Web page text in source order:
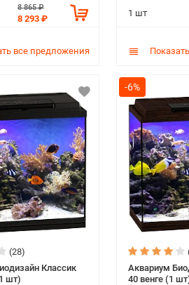
8 865 ₽
8 293 ₽
все предложения
1 шт
(28)
Классик
шт)
-6%
Аквариум
40 венге (1